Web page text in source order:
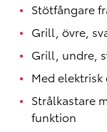
Stötfångare
Grill, övre,
Grill, undre,
Med
Strålkastare
funktion